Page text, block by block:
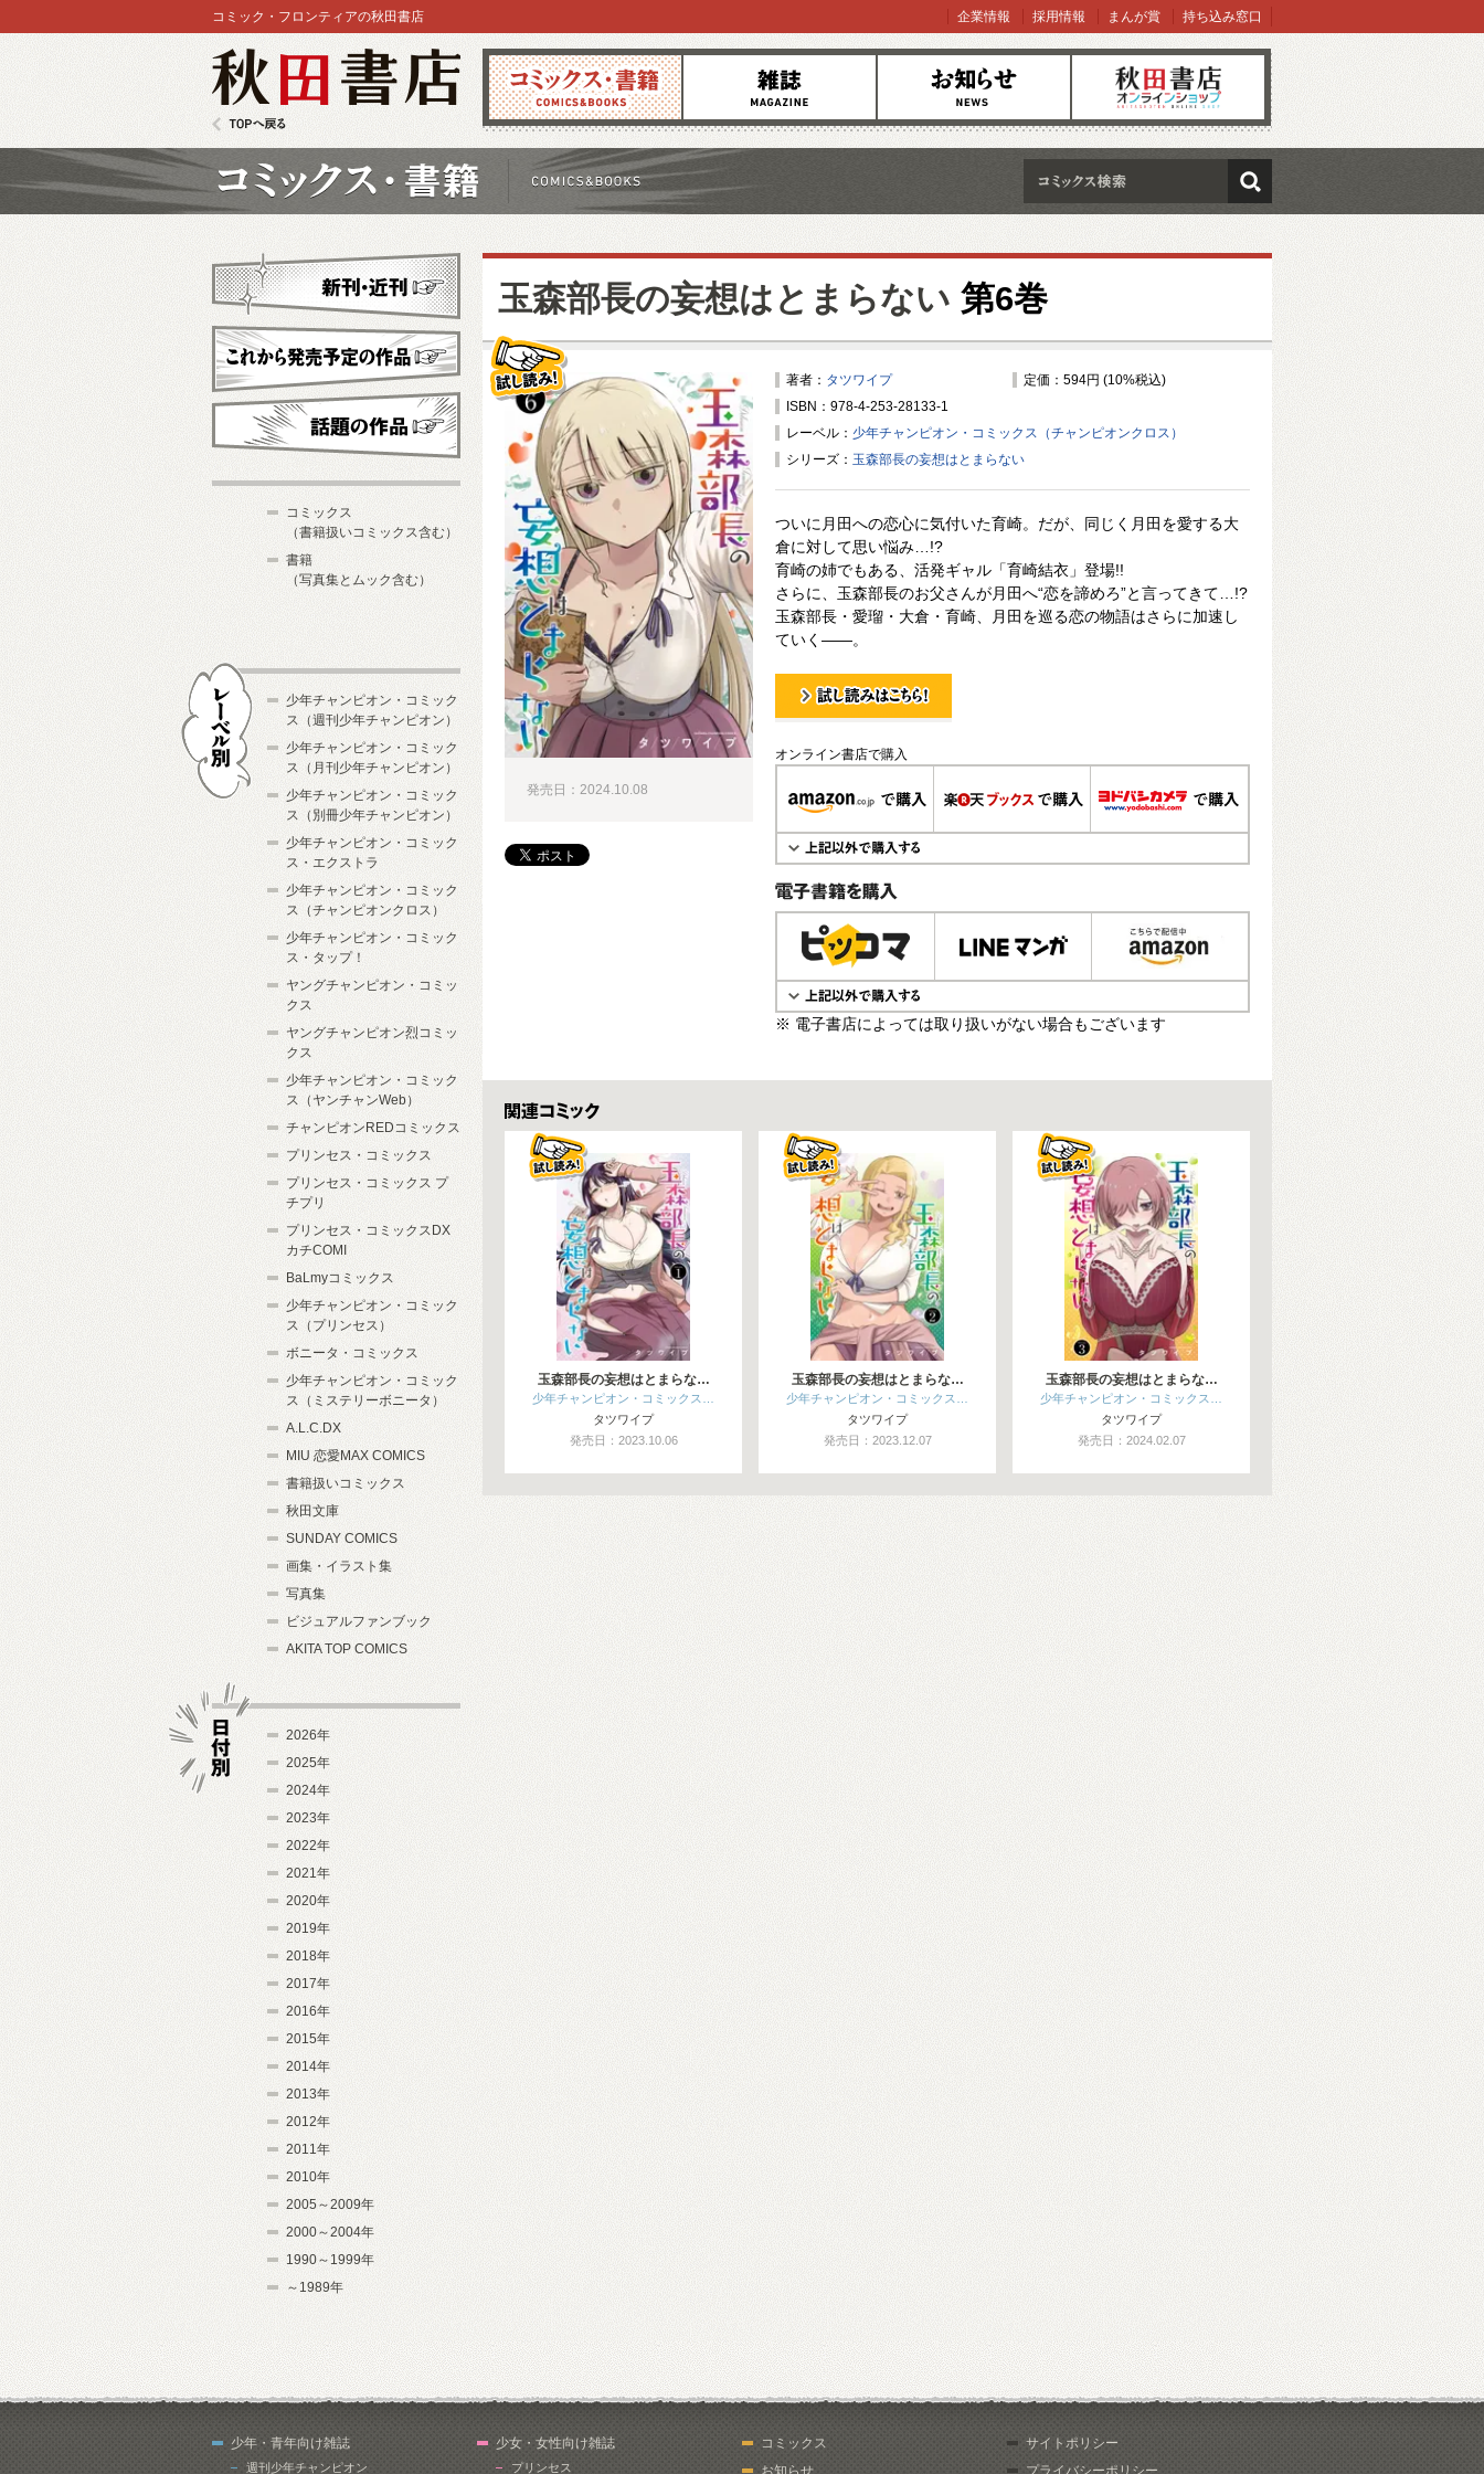
コミックス 雑誌 お知らせ オンラインショップ
コミック・フロンティアの秋田書店 企業情報 採用情報 まんが賞 持ち込み窓口
検索
玉森部長の妄想はとまらない 第6巻
著者： タツワイプ
定価：594円 (10%税込)
ISBN：978-4-253-28133-1
レーベル： 少年チャンピオン・コミックス（チャンピオンクロス）
シリーズ： 玉森部長の妄想はとまらない
ついに月田への恋心に気付いた育崎。だが、同じく月田を愛する大
倉に対して思い悩み…!?
育崎の姉でもある、活発ギャル「育崎結衣」登場!!
さらに、玉森部長のお父さんが月田へ“恋を諦めろ”と言ってきて…!?
玉森部長・愛瑠・大倉・育崎、月田を巡る恋の物語はさらに加速し
ていく――。
試し読み！
オンライン書店で購入
電子書籍で購入
※ 電子書店によっては取り扱いがない場合もございます
発売日：2024.10.08
関連コミックス
玉森部長の妄想はとまらな…
少年チャンピオン・コミックス…
タツワイプ
発売日：2023.10.06
玉森部長の妄想はとまらな…
少年チャンピオン・コミックス…
タツワイプ
発売日：2023.12.07
玉森部長の妄想はとまらな…
少年チャンピオン・コミックス…
タツワイプ
発売日：2024.02.07
新刊・近刊
これから発売予定
コミックス
（書籍扱いコミックス含む）
書籍
（写真集とムック含む）
少年チャンピオン・コミック
ス（週刊少年チャンピオン）
少年チャンピオン・コミック
ス（月刊少年チャンピオン）
少年チャンピオン・コミック
ス（別冊少年チャンピオン）
少年チャンピオン・コミック
ス・エクストラ
少年チャンピオン・コミック
ス（チャンピオンクロス）
少年チャンピオン・コミック
ス・タップ！
ヤングチャンピオン・コミッ
クス
ヤングチャンピオン烈コミッ
クス
少年チャンピオン・コミック
ス（ヤンチャンWeb）
チャンピオンREDコミックス
プリンセス・コミックス
プリンセス・コミックス プ
チプリ
プリンセス・コミックスDX
カチCOMI
BaLmyコミックス
少年チャンピオン・コミック
ス（プリンセス）
ボニータ・コミックス
少年チャンピオン・コミック
ス（ミステリーボニータ）
A.L.C.DX
MIU 恋愛MAX COMICS
書籍扱いコミックス
秋田文庫
SUNDAY COMICS
画集・イラスト集
写真集
ビジュアルファンブック
AKITA TOP COMICS
2026年
2025年
2024年
2023年
2022年
2021年
2020年
2019年
2018年
2017年
2016年
2015年
2014年
2013年
2012年
2011年
2010年
2005～2009年
2000～2004年
1990～1999年
～1989年
少年・青年向け雑誌
週刊少年チャンピオン
少女・女性向け雑誌
プリンセス
コミックス
お知らせ
サイトポリシー
プライバシーポリシー